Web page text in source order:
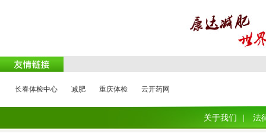
长春体检中心 减肥 重庆体检 云开药网
关于我们 法